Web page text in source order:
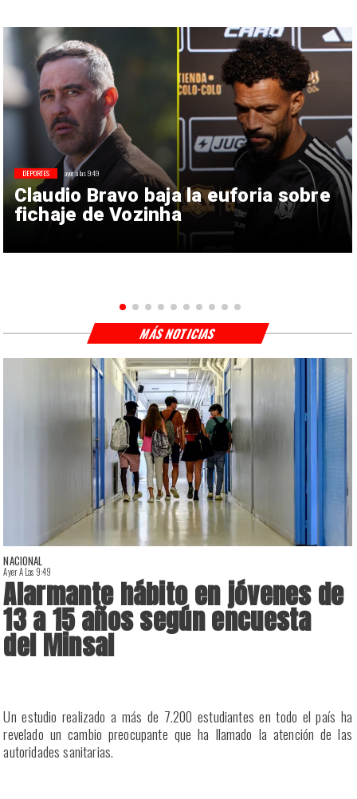
Claudio Bravo baja la euforia sobre
fichaje de Vozinha
DEPORTES ayer a las 9:49
NACIONAL
Ayer A Las 9:49
Alarmante hábito en jóvenes de
13 a 15 años según encuesta
del Minsal
Un estudio realizado a más de 7.200 estudiantes en todo el país ha
revelado un cambio preocupante que ha llamado la atención de las
autoridades sanitarias.
MÁS NOTICIAS